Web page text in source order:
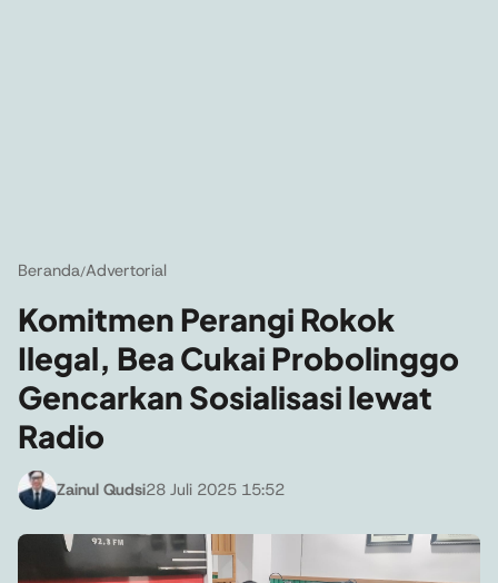
Beranda/Advertorial
Komitmen Perangi Rokok
Ilegal, Bea Cukai Probolinggo
Gencarkan Sosialisasi lewat
Radio
Zainul Qudsi28 Juli 2025 15:52